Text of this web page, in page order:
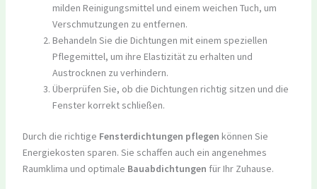
milden Reinigungsmittel und einem weichen Tuch, um
Verschmutzungen zu entfernen.
Behandeln Sie die Dichtungen mit einem speziellen
Pflegemittel, um ihre Elastizität zu erhalten und
Austrocknen zu verhindern.
Überprüfen Sie, ob die Dichtungen richtig sitzen und die
Fenster korrekt schließen.
Durch die richtige Fensterdichtungen pflegen können Sie
Energiekosten sparen. Sie schaffen auch ein angenehmes
Raumklima und optimale Bauabdichtungen für Ihr Zuhause.